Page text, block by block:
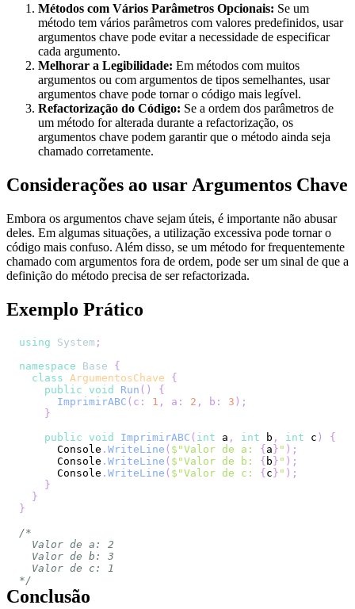
Métodos com Vários Parâmetros Opcionais: Se um
método tem vários parâmetros com valores predefinidos, usar
argumentos chave pode evitar a necessidade de especificar
cada argumento.
Melhorar a Legibilidade: Em métodos com muitos
argumentos ou com argumentos de tipos semelhantes, usar
argumentos chave pode tornar o código mais legível.
Refactorização do Código: Se a ordem dos parâmetros de
um método for alterada durante a refactorização, os
argumentos chave podem garantir que o método ainda seja
chamado corretamente.
Considerações ao usar Argumentos Chave
Embora os argumentos chave sejam úteis, é importante não abusar
deles. Em algumas situações, a utilização excessiva pode tornar o
código mais confuso. Além disso, se um método for frequentemente
chamado com argumentos fora de ordem, pode ser um sinal de que a
definição do método precisa de ser refactorizada.
Exemplo Prático
using System ;
namespace
Base
{
class ArgumentosChave
{
public
void Run ( )
{
ImprimirABC ( c : 1 , a : 2 , b : 3 ) ;
}
public
void ImprimirABC ( int a , int b , int c )
{
      Console
. WriteLine ( $"Valor de a: {a} " ) ;
      Console
. WriteLine ( $"Valor de b: { b} " ) ;
      Console
. WriteLine ( $"Valor de c: {c} " ) ;
}
}
}
*/
Conclusão